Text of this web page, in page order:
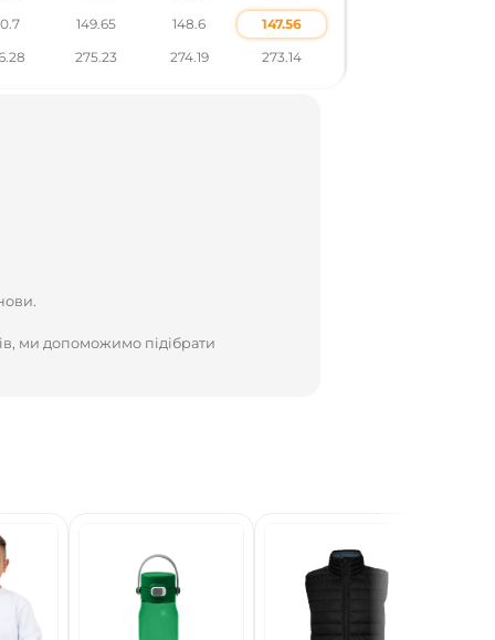
149.65 148.6
147.56
275.23 274.19 273.14
ми допоможимо підібрати